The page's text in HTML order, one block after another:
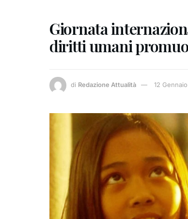
Giornata
diritti umani
di Redazione Attualità 12